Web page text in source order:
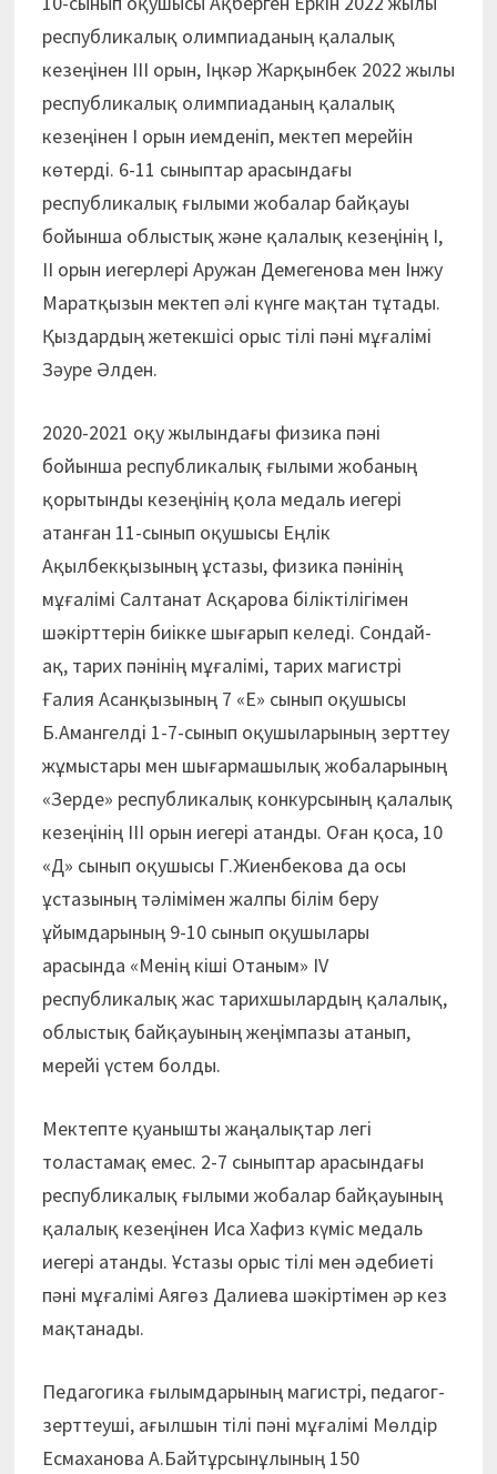
республикалық олимпиаданың қалалық
кезеңінен ІІІ орын, Іңкәр Жарқынбек 2022 жылы
республикалық олимпиаданың қалалық
кезеңінен І орын иемденіп, мектеп мерейін
көтерді. 6-11 сыныптар арасындағы
республикалық ғылыми жобалар байқауы
бойынша облыстық және қалалық кезеңінің I,
II орын иегерлері Аружан Демегенова мен Інжу
Маратқызын мектеп әлі күнге мақтан тұтады.
Қыздардың жетекшісі орыс тілі пәні мұғалімі
Зәуре Әлден.
2020-2021 оқу жылындағы физика пәні
бойынша республикалық ғылыми жобаның
қорытынды кезеңінің қола медаль иегері
атанған 11-сынып оқушысы Еңлік
Ақылбекқызының ұстазы, физика пәнінің
мұғалімі Салтанат Асқарова біліктілігімен
шәкірттерін биікке шығарып келеді. Сондай-
ақ, тарих пәнінің мұғалімі, тарих магистрі
Ғалия Асанқызының 7 «Е» сынып оқушысы
Б.Амангелді 1-7-сынып оқушыларының зерттеу
жұмыстары мен шығармашылық жобаларының
«Зерде» республикалық конкурсының қалалық
кезеңінің ІІІ орын иегері атанды. Оған қоса, 10
«Д» сынып оқушысы Г.Жиенбекова да осы
ұстазының тәлімімен жалпы білім беру
ұйымдарының 9-10 сынып оқушылары
арасында «Менің кіші Отаным» IV
республикалық жас тарихшылардың қалалық,
облыстық байқауының жеңімпазы атанып,
мерейі үстем болды.
Мектепте қуанышты жаңалықтар легі
толастамақ емес. 2-7 сыныптар арасындағы
республикалық ғылыми жобалар байқауының
қалалық кезеңінен Иса Хафиз күміс медаль
иегері атанды. Ұстазы орыс тілі мен әдебиеті
пәні мұғалімі Аягөз Далиева шәкіртімен әр кез
мақтанады.
Педагогика ғылымдарының магистрі, педагог-
зерттеуші, ағылшын тілі пәні мұғалімі Мөлдір
Есмаханова А.Байтұрсынұлының 150